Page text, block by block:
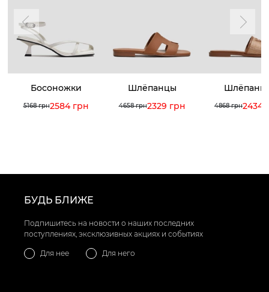
Босоножки
5168 грн2584 грн
Шлёпанцы
4658 грн2329 грн 4868 грн2434
БУДЬ БЛИЖЕ
Подпишитесь на новости о наших последних
поступлениях, эксклюзивных акциях и событиях
Для нее Для него